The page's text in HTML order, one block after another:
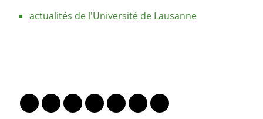
actualités de l'Université de Lausanne
Lien vers le profil Mastodon
Lien vers le profil Bluesky
Lien vers le profil Instagram
Lien vers le profil Linkedin
Lien vers le profil Facebook
Lien vers le profil Twitter
Partager par WhatsApp